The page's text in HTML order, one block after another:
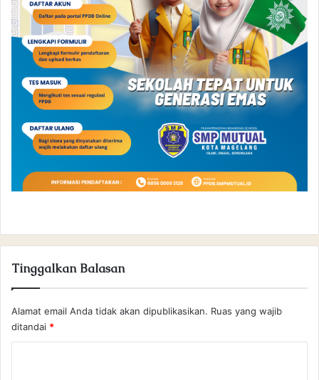
Tinggalkan Balasan
Alamat email Anda tidak akan dipublikasikan. Ruas yang wajib
ditandai *